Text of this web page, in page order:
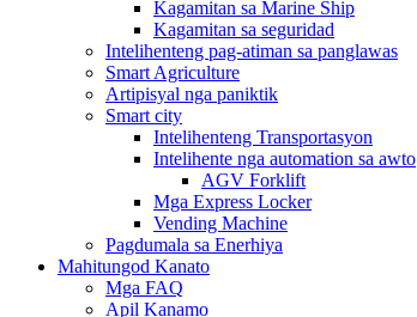
Kagamitan sa Marine Ship
Kagamitan sa seguridad
Intelihenteng pag-atiman sa panglawas
Smart Agriculture
Artipisyal nga paniktik
Smart city
Intelihenteng Transportasyon
Intelihente nga automation sa awto
AGV Forklift
Mga Express Locker
Vending Machine
Pagdumala sa Enerhiya
Mahitungod Kanato
Mga FAQ
Apil Kanamo